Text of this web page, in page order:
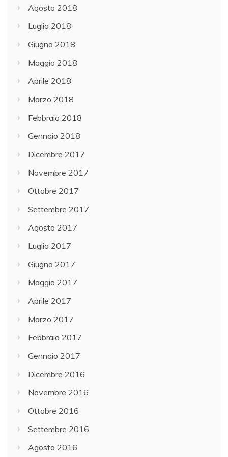
Agosto 2018
Luglio 2018
Giugno 2018
Maggio 2018
Aprile 2018
Marzo 2018
Febbraio 2018
Gennaio 2018
Dicembre 2017
Novembre 2017
Ottobre 2017
Settembre 2017
Agosto 2017
Luglio 2017
Giugno 2017
Maggio 2017
Aprile 2017
Marzo 2017
Febbraio 2017
Gennaio 2017
Dicembre 2016
Novembre 2016
Ottobre 2016
Settembre 2016
Agosto 2016